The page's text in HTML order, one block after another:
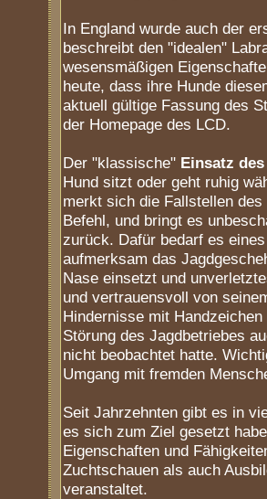
In England wurde auch der
beschreibt den "idealen"
wesensmäßigen
heute, dass ihre Hunde
aktuell gültige Fassung des
der Homepage des LCD.
Der "klassische" Einsatz
Hund sitzt oder geht ruhig
merkt sich die Fallstellen
Befehl, und bringt es
zurück. Dafür bedarf es
aufmerksam das
Nase einsetzt und
und vertrauensvoll von
Hindernisse mit
Störung des Jagdbetriebes
nicht beobachtet hatte.
Umgang mit fremden
Seit Jahrzehnten gibt es in
es sich zum Ziel gesetzt
Eigenschaften und
Zuchtschauen als auch
veranstaltet.